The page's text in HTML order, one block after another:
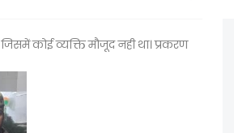
कोई व्यक्ति मौजूद नही था। प्रकरण